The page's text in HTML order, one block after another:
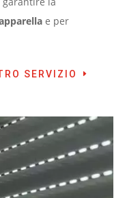
e per
SERVIZIO